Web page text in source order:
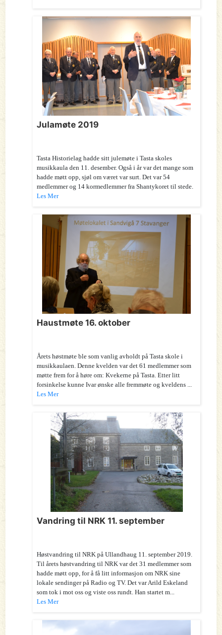
Julamøte 2019
Tasta Historielag hadde sitt julemøte i Tasta skoles
musikkaula den 11. desember. Også i år var det mange som
hadde møtt opp, sjøl om været var surt. Det var 54
medlemmer og 14 kormedlemmer fra Shantykoret til stede.
Les Mer
Haustmøte 16. oktober
Årets høstmøte ble som vanlig avholdt på Tasta skole i
musikkaulaen. Denne kvelden var det 61 medlemmer som
møtte frem for å høre om: Kvekerne på Tasta. Etter litt
forsinkelse kunne Ivar ønske alle fremmøte og kveldens ...
Les Mer
Vandring til NRK 11. september
Høstvandring til NRK på Ullandhaug 11. september 2019.
Til årets høstvandring til NRK var det 31 medlemmer som
hadde møtt opp, for å få litt informasjon om NRK sine
lokale sendinger på Radio og TV. Det var Arild Eskeland
som tok i mot oss og viste oss rundt. Han startet m...
Les Mer